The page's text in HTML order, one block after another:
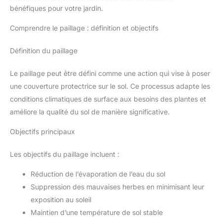
bénéfiques pour votre jardin.
Comprendre le paillage : définition et objectifs
Définition du paillage
Le paillage peut être défini comme une action qui vise à poser
une couverture protectrice sur le sol. Ce processus adapte les
conditions climatiques de surface aux besoins des plantes et
améliore la qualité du sol de manière significative.
Objectifs principaux
Les objectifs du paillage incluent :
Réduction de l’évaporation de l’eau du sol
Suppression des mauvaises herbes en minimisant leur
exposition au soleil
Maintien d’une température de sol stable